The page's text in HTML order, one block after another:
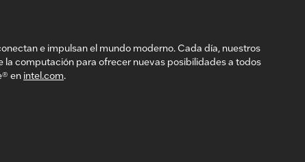
e impulsan el mundo moderno. Cada día, nuestros
computación para ofrecer nuevas posibilidades a todos
en intel.com.